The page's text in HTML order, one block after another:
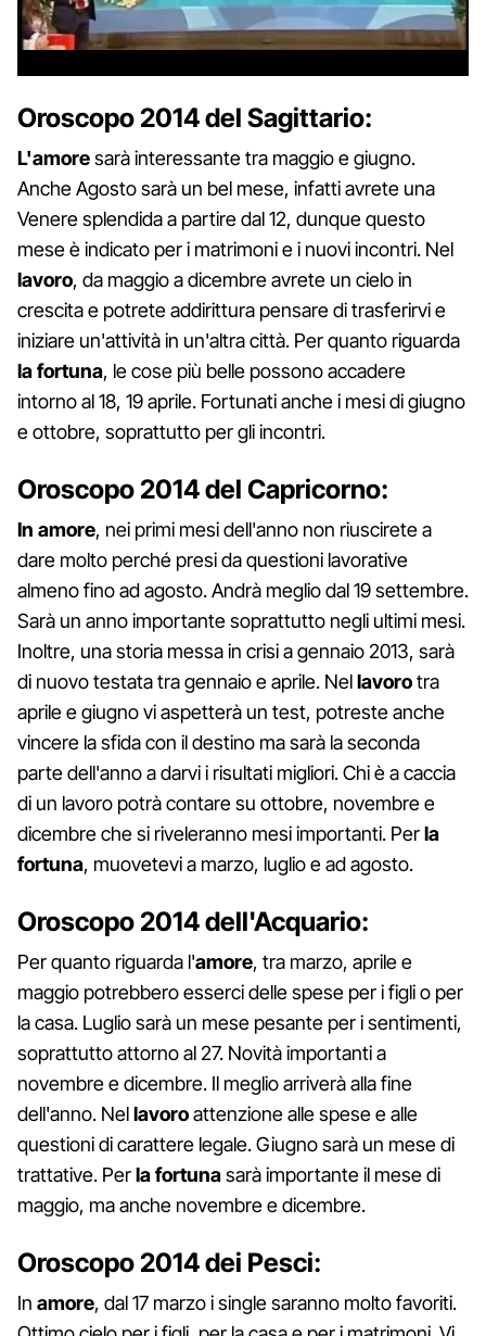
Oroscopo 2014 del Sagittario:
L'amoresarà interessante tra maggio e giugno.
Anche Agosto sarà un bel mese, infatti avrete una
Venere splendida a partire dal 12, dunque questo
mese è indicato per i matrimoni e i nuovi incontri. Nel
lavoro, da maggio a dicembre avrete un cielo in
crescita e potrete addirittura pensare di trasferirvi e
iniziare un'attività in un'altra città. Per quanto riguarda
la fortuna, le cose più belle possono accadere
intorno al 18, 19 aprile. Fortunati anche i mesi di giugno
e ottobre, soprattutto per gli incontri.
Oroscopo 2014 del Capricorno:
In amore, nei primi mesi dell'anno non riuscirete a
dare molto perché presi da questioni lavorative
almeno fino ad agosto. Andrà meglio dal 19 settembre.
Sarà un anno importante soprattutto negli ultimi mesi.
Inoltre, una storia messa in crisi a gennaio 2013, sarà
di nuovo testata tra gennaio e aprile. Nellavorotra
aprile e giugno vi aspetterà un test, potreste anche
vincere la sfida con il destino ma sarà la seconda
parte dell'anno a darvi i risultati migliori. Chi è a caccia
di un lavoro potrà contare su ottobre, novembre e
dicembre che si riveleranno mesi importanti. Perla
fortuna, muovetevi a marzo, luglio e ad agosto.
Oroscopo 2014 dell'Acquario:
Per quanto riguarda l'amore, tra marzo, aprile e
maggio potrebbero esserci delle spese per i figli o per
la casa. Luglio sarà un mese pesante per i sentimenti,
soprattutto attorno al 27. Novità importanti a
novembre e dicembre. Il meglio arriverà alla fine
dell'anno. Nellavoroattenzione alle spese e alle
questioni di carattere legale. Giugno sarà un mese di
trattative. Perla fortunasarà importante il mese di
maggio, ma anche novembre e dicembre.
Oroscopo 2014 dei Pesci:
In amore, dal 17 marzo i single saranno molto favoriti.